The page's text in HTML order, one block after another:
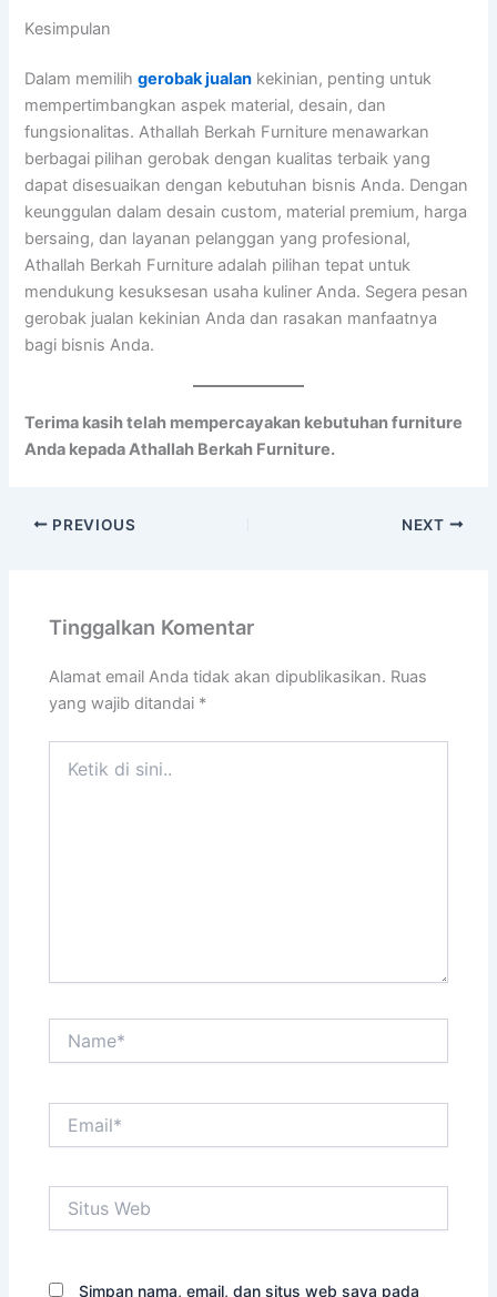
Kesimpulan
Dalam memilihgerobak jualan kekinian, penting untuk
mempertimbangkan aspek material, desain, dan
fungsionalitas. Athallah Berkah Furniture menawarkan
berbagai pilihan gerobak dengan kualitas terbaik yang
dapat disesuaikan dengan kebutuhan bisnis Anda. Dengan
keunggulan dalam desain custom, material premium, harga
bersaing, dan layanan pelanggan yang profesional,
Athallah Berkah Furniture adalah pilihan tepat untuk
mendukung kesuksesan usaha kuliner Anda. Segera pesan
gerobak jualan kekinian Anda dan rasakan manfaatnya
bagi bisnis Anda.
Terima kasih telah mempercayakan kebutuhan furniture
Anda kepada Athallah Berkah Furniture.
PREVIOUS NEXT
Tinggalkan Komentar
Alamat email Anda tidak akan dipublikasikan. Ruas
yang wajib ditandai *
Web
Simpan nama, email, dan situs web saya pada